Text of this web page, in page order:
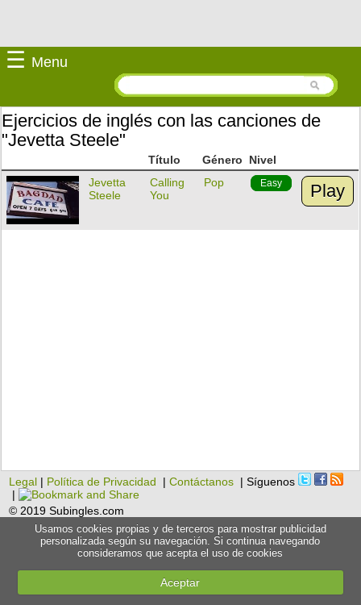
☰ Menu
Ejercicios de inglés con las canciones de
"Jevetta Steele"
Título Género
Nivel
Jevetta
Steele
Calling
You
Pop Easy Play
Legal | Política de Privacidad |Contáctanos | Síguenos
|
© 2019 Subingles.com
Usamos cookies propias y de terceros para mostrar publicidad
personalizada según su navegación. Si continua navegando
consideramos que acepta el uso de cookies
Aceptar